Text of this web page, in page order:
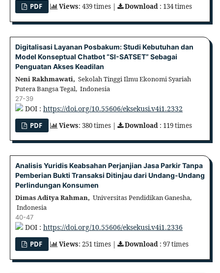
PDF Views: 439 times | Download : 134 times
Digitalisasi Layanan Posbakum: Studi Kebutuhan dan
Model Konseptual Chatbot “SI-SATSET” Sebagai
Penguatan Akses Keadilan
Neni Rakhmawati, Sekolah Tinggi Ilmu Ekonomi Syariah
Putera Bangsa Tegal, Indonesia
27-39
DOI : https://doi.org/10.55606/eksekusi.v4i1.2332
PDF Views: 380 times | Download : 119 times
Analisis Yuridis Keabsahan Perjanjian Jasa Parkir Tanpa
Pemberian Bukti Transaksi Ditinjau dari Undang-Undang
Perlindungan Konsumen
Dimas Aditya Rahman, Universitas Pendidikan Ganesha,
Indonesia
40-47
DOI : https://doi.org/10.55606/eksekusi.v4i1.2336
PDF Views: 251 times | Download : 97 times